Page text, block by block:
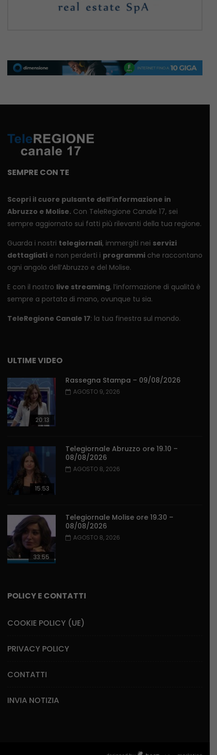
SEMPRE CON TE
Scopri il cuore pulsante dell’informazione in
Abruzzo e Molise. Con TeleRegione Canale 17, sei
sempre aggiornato sui fatti più rilevanti della tua regione.
Guarda i nostri telegiornali, immergiti nei servizi
dettagliati e non perderti i programmi che raccontano
ogni angolo dell’Abruzzo e del Molise.
E con il nostro live streaming, l’informazione di qualità è
sempre a portata di mano, ovunque tu sia.
TeleRegione Canale 17: la tua finestra sul mondo.
ULTIME VIDEO
20:13
Rassegna Stampa – 09/08/2026
AGOSTO 9, 2026
15:53
Telegiornale Abruzzo ore 19.10 –
08/08/2026
AGOSTO 8, 2026
33:55
Telegiornale Molise ore 19.30 –
08/08/2026
AGOSTO 8, 2026
POLICY E CONTATTI
COOKIE POLICY (UE)
PRIVACY POLICY
CONTATTI
INVIA NOTIZIA